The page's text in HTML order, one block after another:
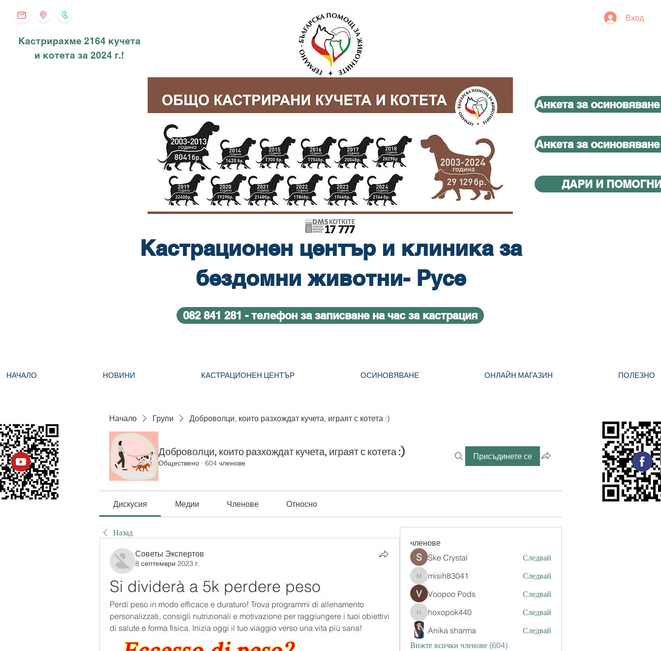
Кастрирахме 2164 кучета
и котета за 2024 г.!
Вход
Анкета за
Анкета за
ДАРИ И
Кастрационен център и клиника за
бездомни животни- Русе
082 841 281 - телефон за записване на час за кастрация
НАЧАЛО НОВИНИ КАСТРАЦИОНЕН ЦЕНТЪР ОСИНОВЯВАНЕ ОНЛАЙН МАГАЗИН ПОЛЕЗНО
Начало Групи Доброволци, които разхождат кучета, играят с котета :)
Доброволци, които разхождат кучета, играят с котета :)
Обществено · 604 членове
Присъдинете се
Дискусия Медии Членове Относно
Назад
Советы Экспертов
8 септември 2023 г.
Si dividerà a 5k perdere peso
Perdi peso in modo efficace e duraturo! Trova programmi di allenamento
personalizzati, consigli nutrizionali e motivazione per raggiungere i tuoi obiettivi
di salute e forma fisica. Inizia oggi il tuo viaggio verso una vita più sana!
членове
Ske Crystal Следвай
misih83041
misih83041
Следвай
Voopoo Pods
Следвай
hoxopok440
hoxopok440
Следвай
Anika sharma
Следвай
Вижте всички членове (604)